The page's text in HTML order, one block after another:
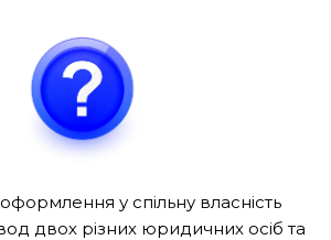
у спільну власність
двох різних юридичних осіб та